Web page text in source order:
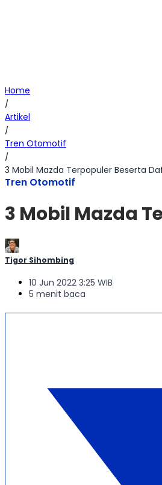
Home
/
Artikel
/
Tren Otomotif
/
3 Mobil Mazda Terpopuler Beserta
Tren Otomotif
3 Mobil Mazda
Tigor Sihombing
10 Jun 2022 3:25 WIB
5 menit baca